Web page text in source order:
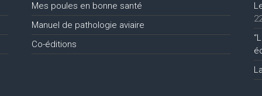
Mes poules en bonne santé
Manuel de pathologie aviaire
Co-éditions